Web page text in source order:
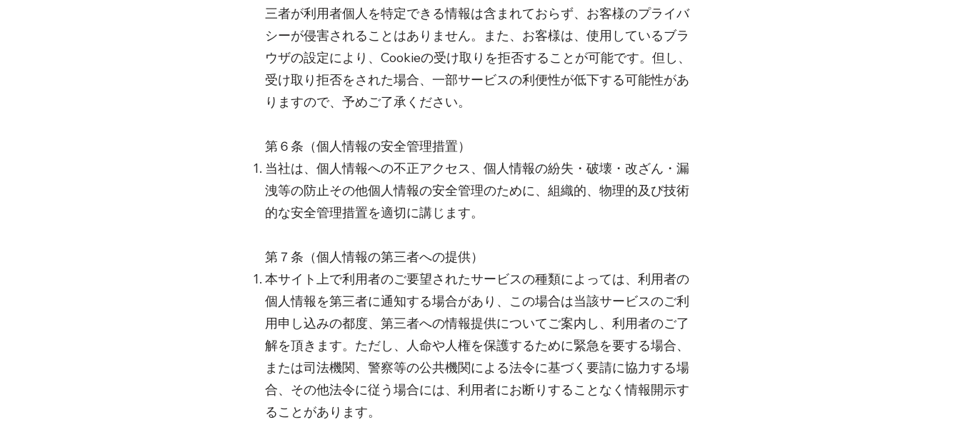
三者が利用者個人を特定できる情報は含まれておらず、お客様のプライバ
シーが侵害されることはありません。また、お客様は、使用しているブラ
ウザの設定により、Cookieの受け取りを拒否することが可能です。但し、
受け取り拒否をされた場合、一部サービスの利便性が低下する可能性があ
りますので、予めご了承ください。
第６条（個人情報の安全管理措置）
当社は、個人情報への不正アクセス、個人情報の紛失・破壊・改ざん・漏
洩等の防止その他個人情報の安全管理のために、組織的、物理的及び技術
的な安全管理措置を適切に講じます。
第７条（個人情報の第三者への提供）
本サイト上で利用者のご要望されたサービスの種類によっては、利用者の
個人情報を第三者に通知する場合があり、この場合は当該サービスのご利
用申し込みの都度、第三者への情報提供についてご案内し、利用者のご了
解を頂きます。ただし、人命や人権を保護するために緊急を要する場合、
または司法機関、警察等の公共機関による法令に基づく要請に協力する場
合、その他法令に従う場合には、利用者にお断りすることなく情報開示す
ることがあります。